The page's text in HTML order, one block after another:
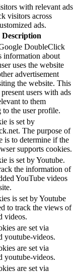
with relevant ads
visitors across
ads.
Description
DoubleClick
information about
uses the website
advertisement
the website. This
users with ads
to them
to the user profile.
is set by
The purpose of
is to determine if the
supports cookies.
is set by Youtube.
the information of
YouTube videos
is set by Youtube
to track the views of
videos.
are set via
youtube-videos.
are set via
youtube-videos.
are set via